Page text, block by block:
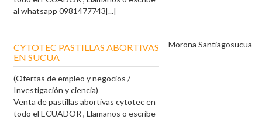
al whatsapp 0981477743[...]
CYTOTEC PASTILLAS ABORTIVAS
EN SUCUA
(Ofertas de empleo y negocios /
Investigación y ciencia)
Venta de pastillas abortivas cytotec en
todo el ECUADOR , Llamanos o escribe
Morona Santiagosucua